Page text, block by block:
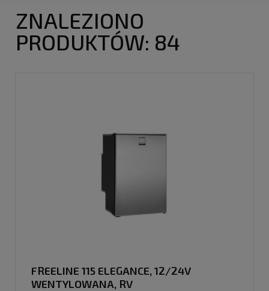
ZNALEZIONO
PRODUKTÓW: 84
FREELINE 115 ELEGANCE, 12/24V
WENTYLOWANA, RV